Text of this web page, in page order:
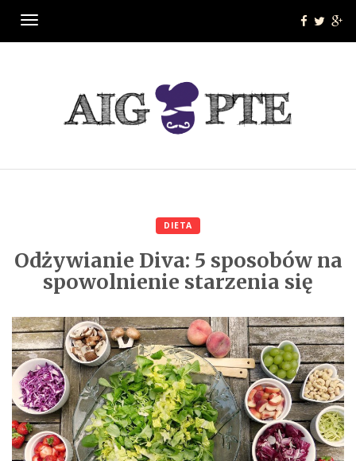
Menu
DIETA
Odżywianie Diva: 5 sposobów na
spowolnienie starzenia się